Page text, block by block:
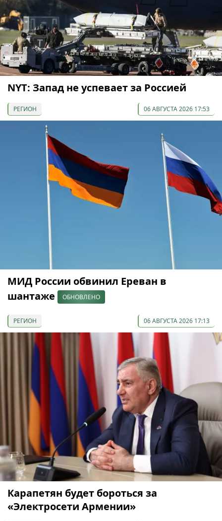
NYT: Запад не успевает за Россией
РЕГИОН 06 АВГУСТА 2026 17:53
МИД России обвинил Ереван в
шантаже
ОБНОВЛЕНО
РЕГИОН 06 АВГУСТА 2026 17:13
Карапетян будет бороться за
«Электросети Армении»